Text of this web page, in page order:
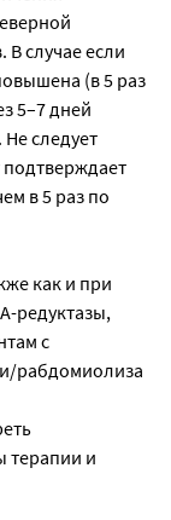
В случае если
(в 5 раз
5–7 дней
следует
в 5 раз по
как и при
редуктазы,
с
рабдомиолиза
терапии и